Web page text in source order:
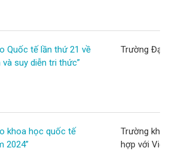
Quốc tế lần thứ 21 về
và suy diễn tri thức”
Trường Đại
khoa học quốc tế
2024”
Trường
hợp với